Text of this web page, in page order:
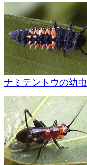
ナミテントウの幼虫